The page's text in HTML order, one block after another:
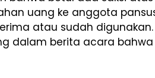
uang ke anggota
atau sudah
dalam berita acara